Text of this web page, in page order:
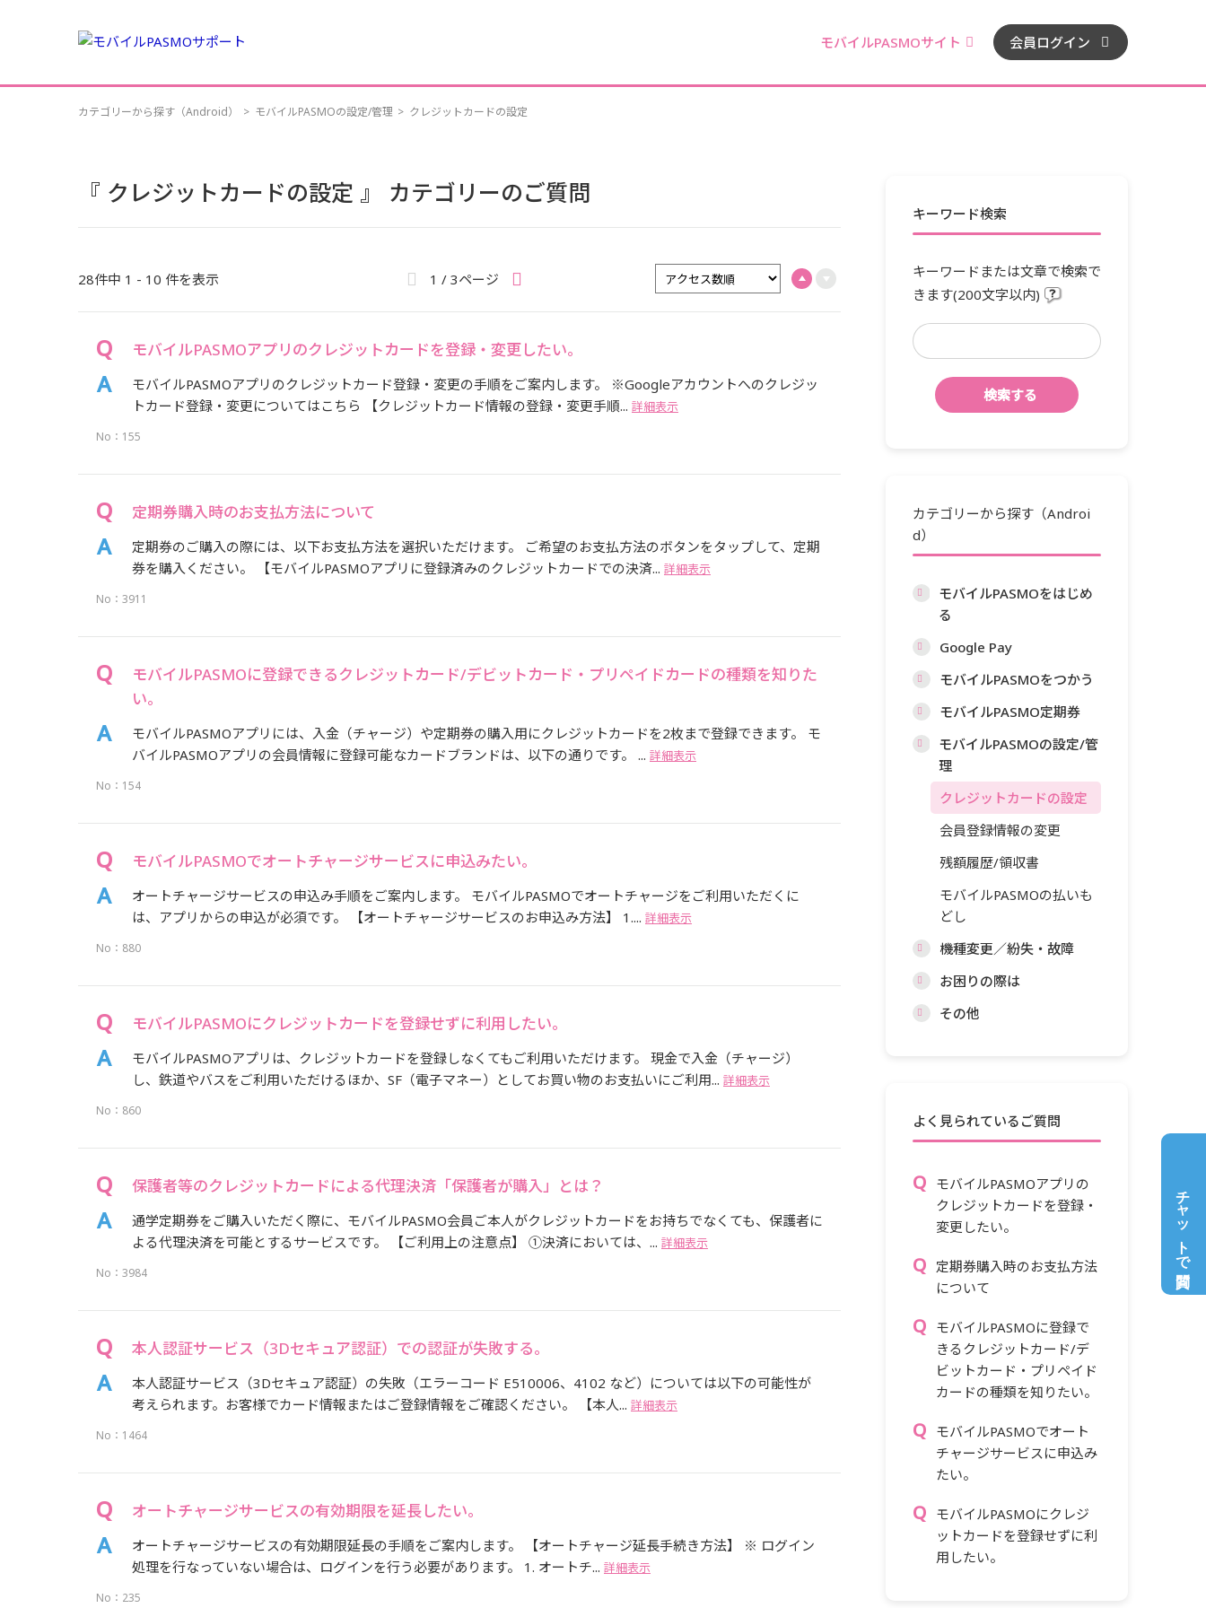
モバイルPASMOサイト 会員ログイン
チャットで質問
カテゴリーから探す（Android） > モバイルPASMOの設定/管理 > クレジットカードの設定
キーワード検索
キーワードまたは文章で検索で
きます(200文字以内)
カテゴリーから探す（Androi
d）
モバイルPASMOをはじめ
る
Google Pay
モバイルPASMOをつかう
モバイルPASMO定期券
モバイルPASMOの設定/管
理
クレジットカードの設定
会員登録情報の変更
残額履歴/領収書
モバイルPASMOの払いも
どし
機種変更／紛失・故障
お困りの際は
その他
よく見られているご質問
モバイルPASMOアプリの
クレジットカードを登録・
変更したい。
定期券購入時のお支払方法
について
モバイルPASMOに登録で
きるクレジットカード/デ
ビットカード・プリペイド
カードの種類を知りたい。
モバイルPASMOでオート
チャージサービスに申込み
たい。
モバイルPASMOにクレジ
ットカードを登録せずに利
用したい。
『 クレジットカードの設定 』 カテゴリーのご質問
28件中 1 - 10 件を表示 1 / 3ページ
モバイルPASMOアプリのクレジットカードを登録・変更したい。
モバイルPASMOアプリのクレジットカード登録・変更の手順をご案内します。 ※Googleアカウントへのクレジッ
トカード登録・変更についてはこちら 【クレジットカード情報の登録・変更手順... 詳細表示
No：155
定期券購入時のお支払方法について
定期券のご購入の際には、以下お支払方法を選択いただけます。 ご希望のお支払方法のボタンをタップして、定期
券を購入ください。 【モバイルPASMOアプリに登録済みのクレジットカードでの決済... 詳細表示
No：3911
モバイルPASMOに登録できるクレジットカード/デビットカード・プリペイドカードの種類を知りた
い。
モバイルPASMOアプリには、入金（チャージ）や定期券の購入用にクレジットカードを2枚まで登録できます。 モ
バイルPASMOアプリの会員情報に登録可能なカードブランドは、以下の通りです。 ... 詳細表示
No：154
モバイルPASMOでオートチャージサービスに申込みたい。
オートチャージサービスの申込み手順をご案内します。 モバイルPASMOでオートチャージをご利用いただくに
は、アプリからの申込が必須です。 【オートチャージサービスのお申込み方法】 1.... 詳細表示
No：880
モバイルPASMOにクレジットカードを登録せずに利用したい。
モバイルPASMOアプリは、クレジットカードを登録しなくてもご利用いただけます。 現金で入金（チャージ）
し、鉄道やバスをご利用いただけるほか、SF（電子マネー）としてお買い物のお支払いにご利用... 詳細表示
No：860
保護者等のクレジットカードによる代理決済「保護者が購入」とは？
通学定期券をご購入いただく際に、モバイルPASMO会員ご本人がクレジットカードをお持ちでなくても、保護者に
よる代理決済を可能とするサービスです。 【ご利用上の注意点】 ①決済においては、... 詳細表示
No：3984
本人認証サービス（3Dセキュア認証）での認証が失敗する。
本人認証サービス（3Dセキュア認証）の失敗（エラーコード E510006、4102 など）については以下の可能性が
考えられます。お客様でカード情報またはご登録情報をご確認ください。 【本人... 詳細表示
No：1464
オートチャージサービスの有効期限を延長したい。
オートチャージサービスの有効期限延長の手順をご案内します。 【オートチャージ延長手続き方法】 ※ ログイン
処理を行なっていない場合は、ログインを行う必要があります。 1. オートチ... 詳細表示
No：235